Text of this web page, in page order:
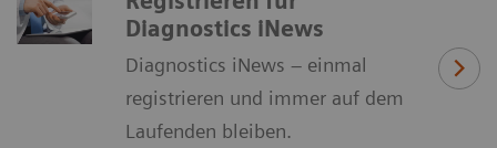
Diagnostics iNews
Diagnostics iNews – einmal
registrieren und immer auf dem
Laufenden bleiben.